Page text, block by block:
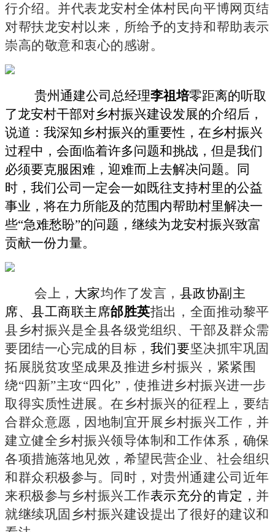
行介绍。 并代表龙安村全体村民向平博网页结
对帮扶龙安村以来，所给予的支持和帮助表示
崇高的敬意和衷心的感谢。
贵州通建公司 总经理李祖培零距离的听取
了龙安村干部对乡村振兴建设发展的介绍后 ，
说道：我深知乡村振兴的重要性 ，在乡村振兴
过程中， 会面临着许多问题和挑战 ， 但是我们
必须要克服困难，迎难而上去解决问题。同
时， 我们公司一定会一如既往支持村里的公益
事业，将在力所能及的范围内帮助村里解决一
些“急难愁盼”的问题，继续为龙安村振兴致富
贡献一份力量。
会上， 大家均作了发言， 县政协副主
席、县工商联主席邰胜英指出， 全面推动黎平
县乡村振兴是全县各级党组织、干部及 群众需
要团结一心完成的目标， 我们要坚决抓牢巩固
拓展脱贫攻坚成果及 推进乡村振兴，紧紧围
绕“四新”主攻“四化”，使推进乡村振兴进一步
取得实质性进展。在乡村振兴的征程上，要结
合群众意愿，因地制宜开展乡村振兴工作，并
建立健全乡村振兴领导体制和工作体系，确保
各项措施落地见效 ，希望民营企业、社会组织
和群众积极参与。同时，对贵州通建公司近年
来积极参与乡村振兴工作表示充分的肯定 ， 并
就继续巩固乡村振兴建设提出了很好的建议和